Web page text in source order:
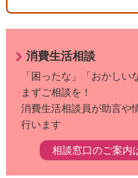
消費生活相談
「困ったな」「おかしい
まずご相談を！
消費生活相談員が助言や
行います
相談窓口のご案内